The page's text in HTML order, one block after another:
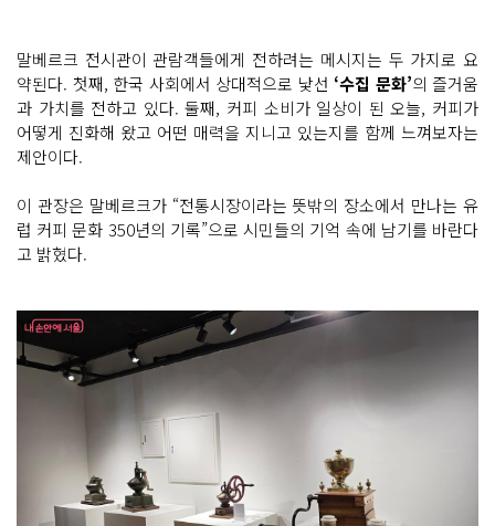
말베르크 전시관이 관람객들에게 전하려는 메시지는 두 가지로 요
약된다. 첫째, 한국 사회에서 상대적으로 낯선 ‘수집 문화’의 즐거움
과 가치를 전하고 있다. 둘째, 커피 소비가 일상이 된 오늘, 커피가
어떻게 진화해 왔고 어떤 매력을 지니고 있는지를 함께 느껴보자는
제안이다.
이 관장은 말베르크가 “전통시장이라는 뜻밖의 장소에서 만나는 유
럽 커피 문화 350년의 기록”으로 시민들의 기억 속에 남기를 바란다
고 밝혔다.